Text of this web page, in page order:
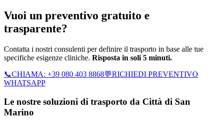
Vuoi un preventivo gratuito e
trasparente?
Contatta i nostri consulenti per definire il trasporto in base alle tue
specifiche esigenze cliniche. Risposta in soli 5 minuti.
📞CHIAMA: +39 080 403 8868💬RICHIEDI PREVENTIVO
WHATSAPP
Le nostre soluzioni di trasporto da Città di San
Marino